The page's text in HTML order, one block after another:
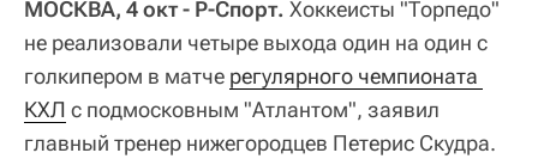
МОСКВА, 4 окт - Р-Спорт. Хоккеисты "Торпедо"
не реализовали четыре выхода один на один с
голкипером в матче регулярного чемпионата
КХЛ с подмосковным "Атлантом", заявил
главный тренер нижегородцев Петерис Скудра.